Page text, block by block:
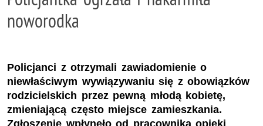
noworodka
Policjanci z otrzymali zawiadomienie o
niewłaściwym wywiązywaniu się z obowiązków
rodzicielskich przez pewną młodą kobietę,
zmieniającą często miejsce zamieszkania.